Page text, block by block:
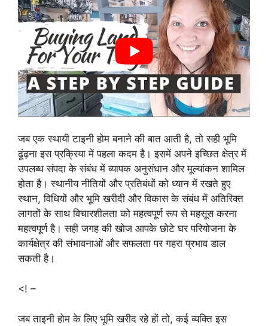
जब एक स्थायी टाइनी होम बनाने की बात आती है, तो सही भूमि
ढूंढ़ना इस प्रक्रिया में पहला कदम है। इसमें अपने इच्छित क्षेत्र में
उपलब्ध संपदा के संबंध में व्यापक अनुसंधान और मूल्यांकन शामिल
होता है। स्थानीय नीतियों और प्रतिबंधों को ध्यान में रखते हुए
स्थान, विधियों और भूमि खरीदी और विकास के संबंध में अतिरिक्त
लागतों के साथ विचारशीलता को महत्वपूर्ण रूप से महसूस करना
महत्वपूर्ण है। सही जगह की खोज आपके छोटे घर परियोजना के
कार्यक्षेत्र की संभावनाओं और सफलता पर गहरा प्रभाव डाल
सकती है।
<! –
जब ताइनी होम के लिए भूमि खरीद रहे हों तो, कई व्यक्ति इस